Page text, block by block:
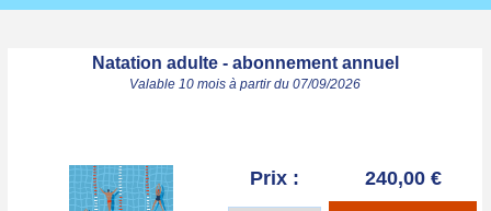
Natation adulte - abonnement annuel
Valable 10 mois à partir du 07/09/2026
Prix : 240,00 €